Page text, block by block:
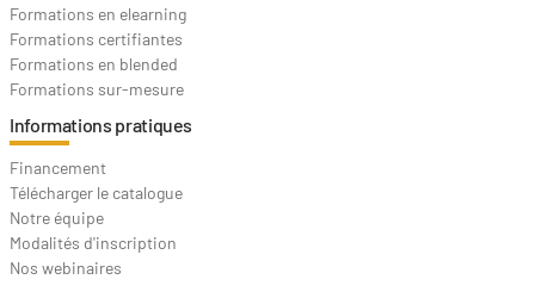
Formations en elearning
Formations certifiantes
Formations en blended
Formations sur-mesure
Informations pratiques
Financement
Télécharger le catalogue
Notre équipe
Modalités d'inscription
Nos webinaires